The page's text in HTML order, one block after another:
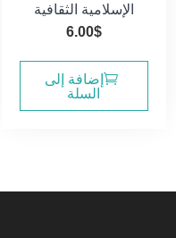
الإسلامية الثقافية
6.00$
إضافة إلى
السلة